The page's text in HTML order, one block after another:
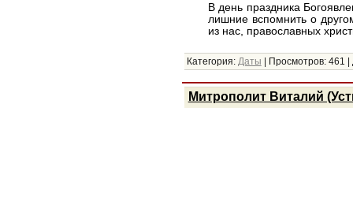
В день праздника
лишние вспомнить о
из нас, православных
Категория: Даты Просмотров: 461
Митрополит Виталий